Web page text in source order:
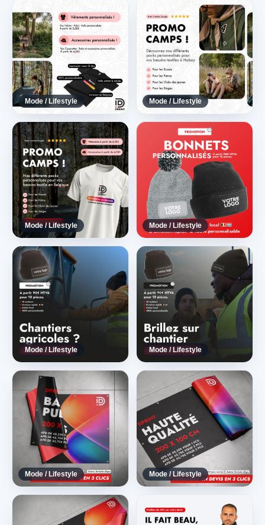
Mode / Lifestyle Mode / Lifestyle
Mode / Lifestyle Mode / Lifestyle
Mode / Lifestyle Mode / Lifestyle
Mode / Lifestyle Mode / Lifestyle